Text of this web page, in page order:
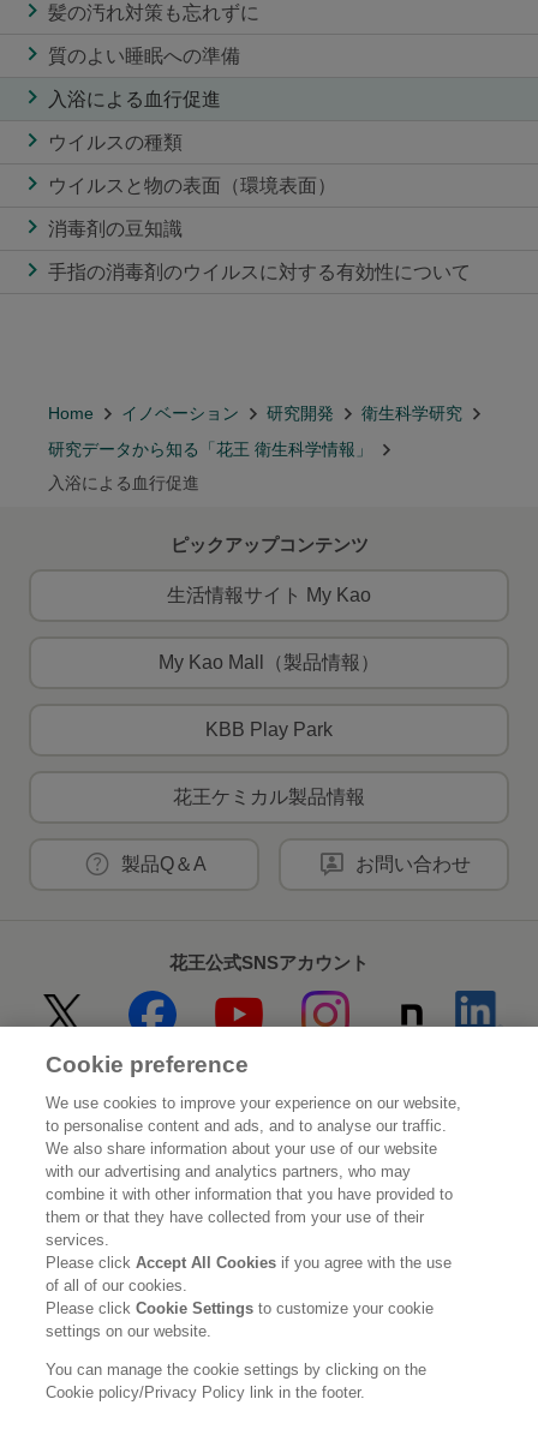
髪の汚れ対策も忘れずに
質のよい睡眠への準備
入浴による血行促進
ウイルスの種類
ウイルスと物の表面（環境表面）
消毒剤の豆知識
手指の消毒剤のウイルスに対する有効性について
Home イノベーション 研究開発
衛生科学研究
研究データから知る「花王 衛生科学情報」
入浴による血行促進
ピックアップコンテンツ
生活情報サイト My Kao
My Kao Mall（製品情報）
KBB Play Park
花王ケミカル製品情報
製品Q＆A お問い合わせ
花王公式SNSアカウント
Home 花王について
サステナビリティ イノベーション
ブランド 投資家情報
ニュースルーム 採用情報
利用規約 花王のアクセシビリティ 個人情報保護方針
Cookie preference
We use cookies to improve your experience on our website,
to personalise content and ads, and to analyse our traffic.
We also share information about your use of our website
with our advertising and analytics partners, who may
combine it with other information that you have provided to
them or that they have collected from your use of their
services.
Please clickAccept All Cookies if you agree with the use
of all of our cookies.
Please clickCookie Settingsto customize your cookie
settings on our website.
You can manage the cookie settings by clicking on the
Cookie policy/Privacy Policy link in the footer.